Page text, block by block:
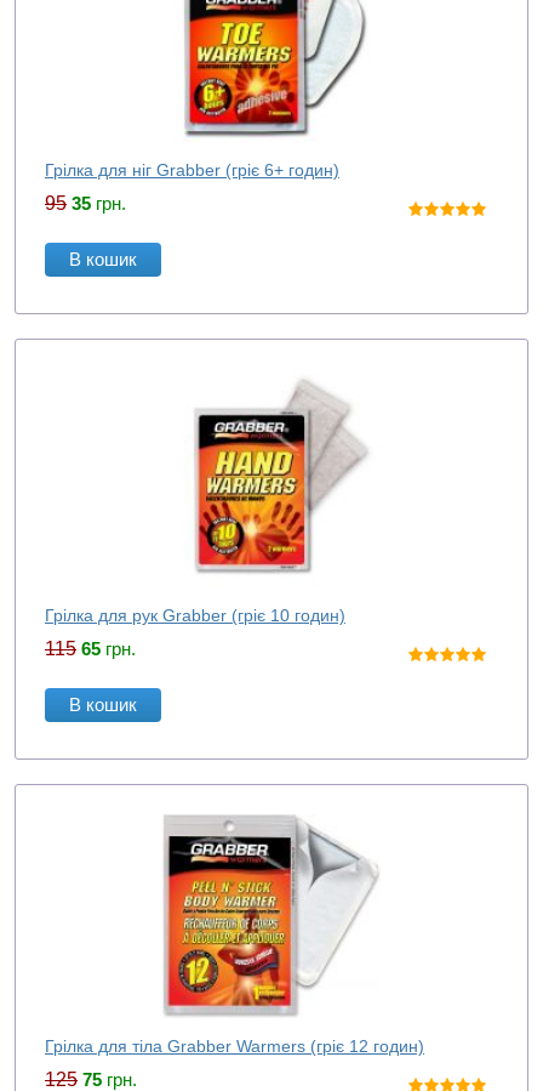
Грілка для ніг Grabber (гріє 6+ годин)
95 35 грн.
В кошик
Грілка для рук Grabber (гріє 10 годин)
115 65 грн.
В кошик
Грілка для тіла Grabber Warmers (гріє 12 годин)
125 75 грн.